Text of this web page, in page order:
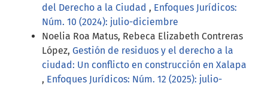
del Derecho a la Ciudad , Enfoques Jurídicos:
Núm. 10 (2024): julio-diciembre
Noelia Roa Matus, Rebeca Elizabeth Contreras
López, Gestión de residuos y el derecho a la
ciudad: Un conflicto en construcción en Xalapa
, Enfoques Jurídicos: Núm. 12 (2025): julio-